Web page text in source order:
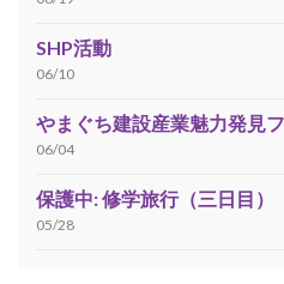
SHP活動
06/10
やまぐち建設産業魅力発見
06/04
保護中: 修学旅行（三日目）
05/28